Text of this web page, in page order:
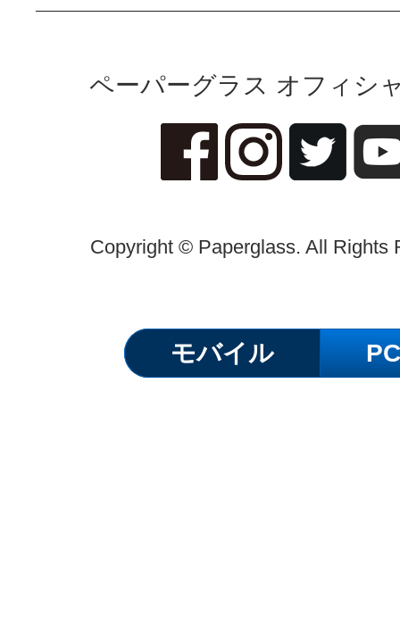
ペーパーグラス オフィシ
Copyright © Paperglass. All Rights
モバイル